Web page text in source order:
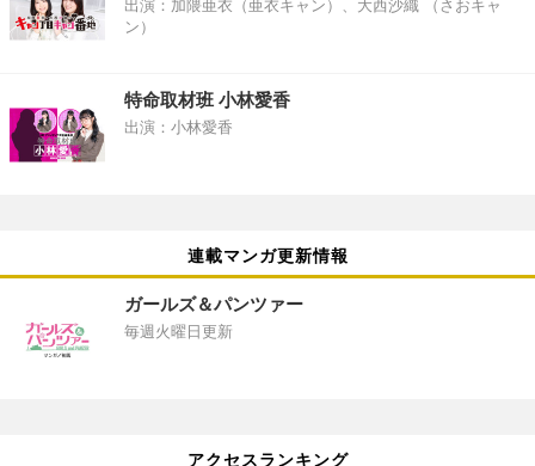
出演：加隈亜衣（亜衣キャン）、大西沙織 （さおキャ
ン）
特命取材班 小林愛香
出演：小林愛香
連載マンガ更新情報
ガールズ＆パンツァー
毎週火曜日更新
アクセスランキング